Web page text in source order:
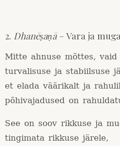
2. Dhanēṣaṇā– Vara ja
Mitte ahnuse mõttes,
turvalisuse ja stabiilsuse
et elada väärikalt ja
põhivajadused on
See on soov rikkuse ja
tingimata rikkuse järele,